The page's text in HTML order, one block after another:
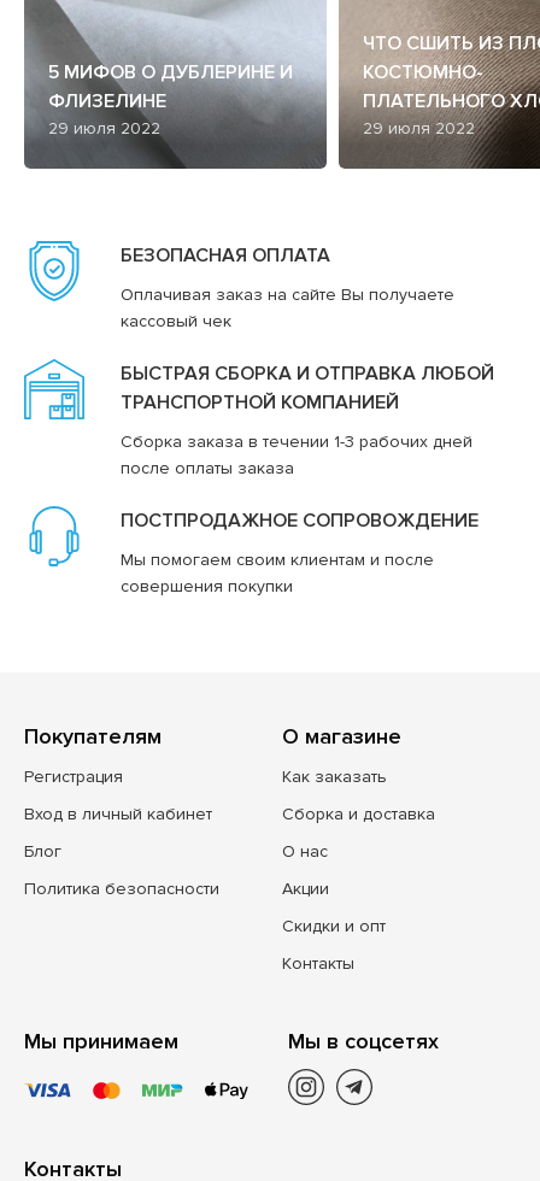
5 МИФОВ О ДУБЛЕРИНЕ И
ФЛИЗЕЛИНЕ
29 июля 2022
ЧТО СШИТЬ ИЗ
КОСТЮМНО-
ПЛАТЕЛЬНОГО
29 июля 2022
БЕЗОПАСНАЯ ОПЛАТА
Оплачивая заказ на сайте Вы получаете
кассовый чек
БЫСТРАЯ СБОРКА И ОТПРАВКА ЛЮБОЙ
ТРАНСПОРТНОЙ КОМПАНИЕЙ
Сборка заказа в течении 1-3 рабочих дней
после оплаты заказа
ПОСТПРОДАЖНОЕ СОПРОВОЖДЕНИЕ
Мы помогаем своим клиентам и после
совершения покупки
Покупателям
Регистрация
Вход в личный кабинет
Блог
Политика безопасности
О магазине
Как заказать
Сборка и доставка
О нас
Акции
Скидки и опт
Контакты
Мы принимаем Мы в соцсетях
Контакты